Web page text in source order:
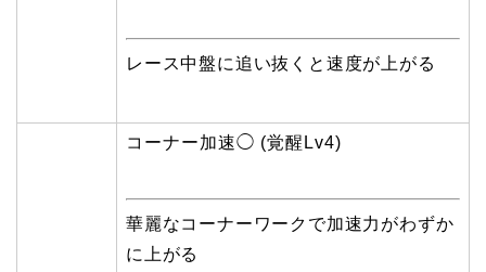
レース中盤に追い抜くと速度が上がる
コーナー加速◯ (覚醒Lv4)
華麗なコーナーワークで加速力がわずか
に上がる